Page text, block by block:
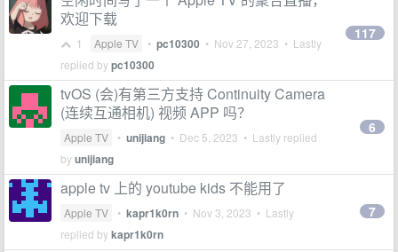
欢迎下载
1 Apple TV • pc10300 • Nov 27, 2023 • Lastly
replied bypc10300
117
tvOS (会)有第三方支持 Continuity Camera
(连续互通相机) 视频 APP 吗？
Apple TV • unijiang • Dec 5, 2023 • Lastly replied
byunijiang
6
apple tv 上的 youtube kids 不能用了
Apple TV • kapr1k0rn • Nov 3, 2023 • Lastly
replied bykapr1k0rn
7